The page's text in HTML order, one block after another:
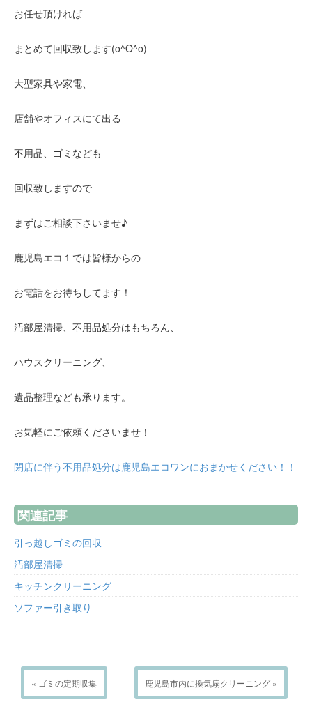
お任せ頂ければ
まとめて回収致します(o^O^o)
大型家具や家電、
店舗やオフィスにて出る
不用品、ゴミなども
回収致しますので
まずはご相談下さいませ♪
鹿児島エコ１では皆様からの
お電話をお待ちしてます！
汚部屋清掃、不用品処分はもちろん、
ハウスクリーニング、
遺品整理なども承ります。
お気軽にご依頼くださいませ！
閉店に伴う不用品処分は鹿児島エコワンにおまかせください！！
関連記事
引っ越しゴミの回収
汚部屋清掃
キッチンクリーニング
ソファー引き取り
« ゴミの定期収集 鹿児島市内に換気扇クリーニング »